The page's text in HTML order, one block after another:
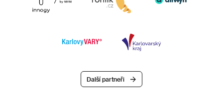
Další partneři